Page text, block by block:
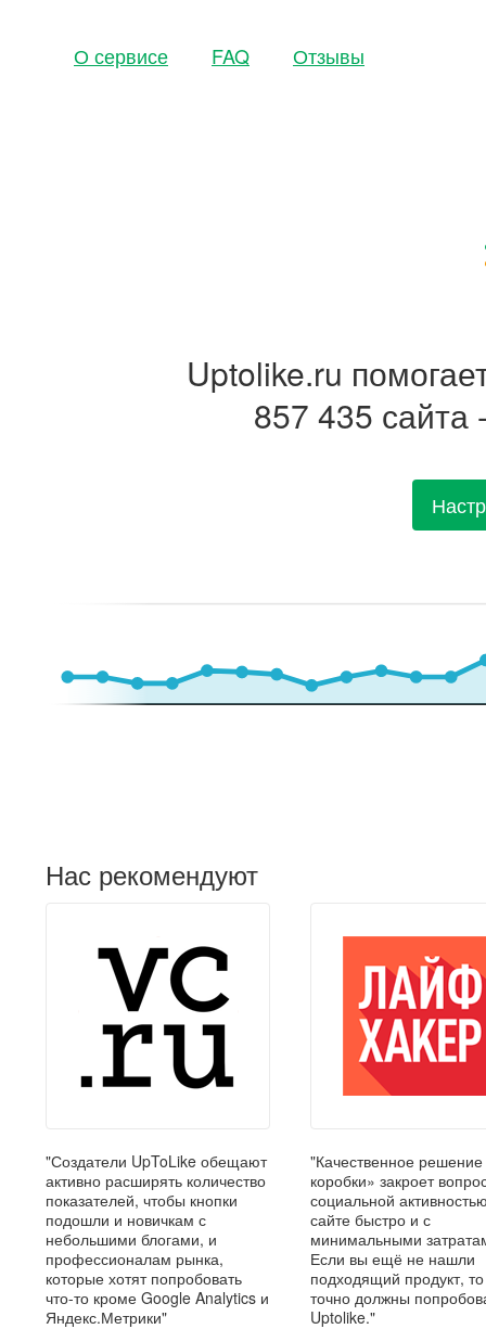
О сервисе FAQ Отзывы
Uptolike.ru
857 435
Нас рекомендуют
"Создатели UpToLike обещают
активно расширять количество
показателей, чтобы кнопки
подошли и новичкам с
небольшими блогами, и
профессионалам рынка,
которые хотят попробовать
что-то кроме Google Analytics и
Яндекс.Метрики"
"Качественное решение
коробки» закроет
социальной
сайте быстро и с
минимальными
Если вы ещё не нашли
подходящий продукт,
точно должны
Uptolike."